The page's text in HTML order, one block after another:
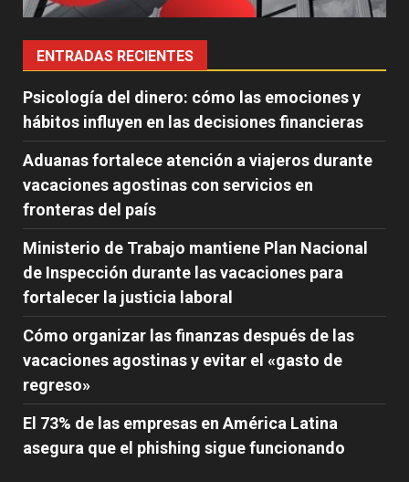
ENTRADAS RECIENTES
Psicología del dinero: cómo las emociones y
hábitos influyen en las decisiones financieras
Aduanas fortalece atención a viajeros durante
vacaciones agostinas con servicios en
fronteras del país
Ministerio de Trabajo mantiene Plan Nacional
de Inspección durante las vacaciones para
fortalecer la justicia laboral
Cómo organizar las finanzas después de las
vacaciones agostinas y evitar el «gasto de
regreso»
El 73% de las empresas en América Latina
asegura que el phishing sigue funcionando